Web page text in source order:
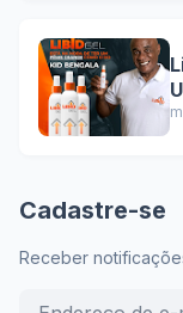
Cadastre-se
Receber